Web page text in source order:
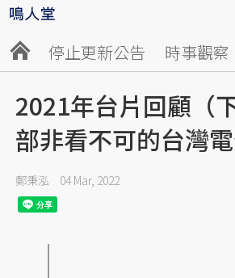
停止更新公告 時事觀察
2021年台片回顧（
部非看不可的台灣
鄭秉泓 04 Mar, 2022